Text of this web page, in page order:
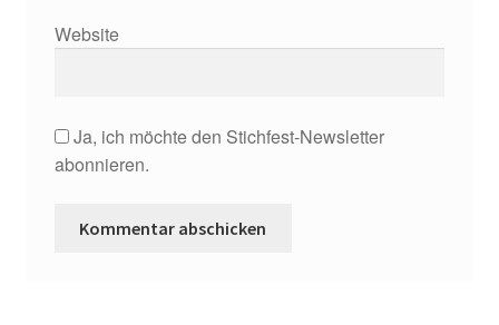
Website
Ja, ich möchte den Stichfest-Newsletter
abonnieren.